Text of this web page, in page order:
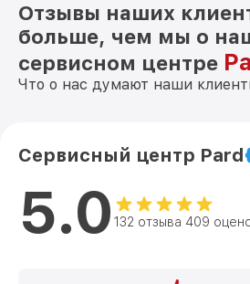
Отзывы наших
больше, чем мы о
сервисном центре
Что о нас думают наши
Сервисный центр Pard
5.0 132 отзыва 409